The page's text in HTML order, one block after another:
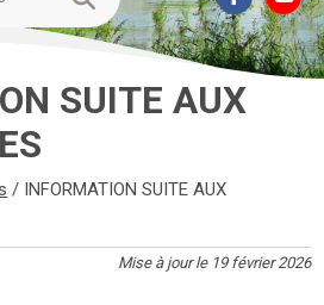
SUITE AUX
/ INFORMATION SUITE AUX
Mise à jour le 19 février 2026